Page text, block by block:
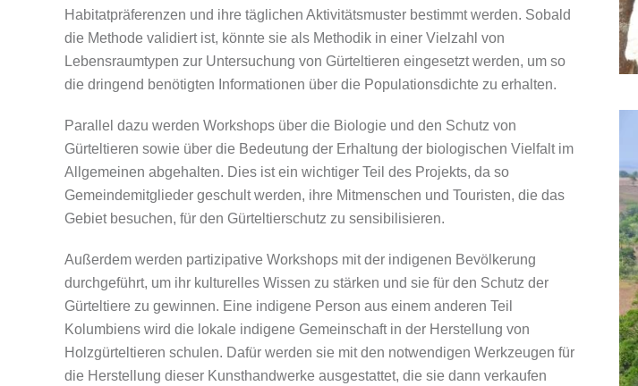
Habitatpräferenzen und ihre täglichen Aktivitätsmuster bestimmt werden. Sobald
die Methode validiert ist, könnte sie als Methodik in einer Vielzahl von
Lebensraumtypen zur Untersuchung von Gürteltieren eingesetzt werden, um so
die dringend benötigten Informationen über die Populationsdichte zu erhalten.
Parallel dazu werden Workshops über die Biologie und den Schutz von
Gürteltieren sowie über die Bedeutung der Erhaltung der biologischen Vielfalt im
Allgemeinen abgehalten. Dies ist ein wichtiger Teil des Projekts, da so
Gemeindemitglieder geschult werden, ihre Mitmenschen und Touristen, die das
Gebiet besuchen, für den Gürteltierschutz zu sensibilisieren.
Außerdem werden partizipative Workshops mit der indigenen Bevölkerung
durchgeführt, um ihr kulturelles Wissen zu stärken und sie für den Schutz der
Gürteltiere zu gewinnen. Eine indigene Person aus einem anderen Teil
Kolumbiens wird die lokale indigene Gemeinschaft in der Herstellung von
Holzgürteltieren schulen. Dafür werden sie mit den notwendigen Werkzeugen für
die Herstellung dieser Kunsthandwerke ausgestattet, die sie dann verkaufen